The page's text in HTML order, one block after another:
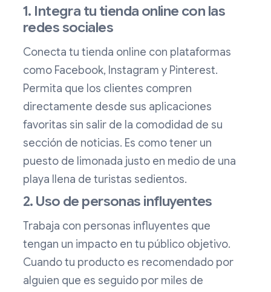
1. Integra tu tienda online con las
redes sociales
Conecta tu tienda online con plataformas
como Facebook, Instagram y Pinterest.
Permita que los clientes compren
directamente desde sus aplicaciones
favoritas sin salir de la comodidad de su
sección de noticias. Es como tener un
puesto de limonada justo en medio de una
playa llena de turistas sedientos.
2. Uso de personas influyentes
Trabaja con personas influyentes que
tengan un impacto en tu público objetivo.
Cuando tu producto es recomendado por
alguien que es seguido por miles de